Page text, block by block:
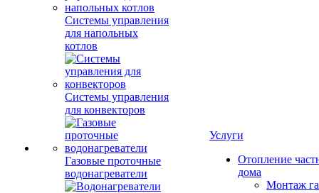
Системы управления
для напольных
котлов
Системы управления
для конвекторов
Газовые проточные
водонагреватели
Услуги
Отопление
дома
Монтаж